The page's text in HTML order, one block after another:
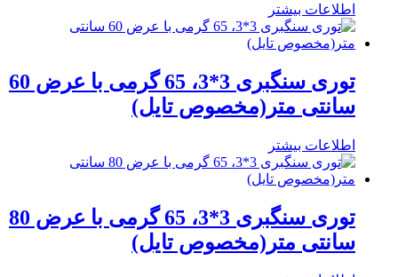
اطلاعات بیشتر
توری سنگبری 3*3، 65 گرمی با عرض 60
سانتی متر(مخصوص تایل)
اطلاعات بیشتر
توری سنگبری 3*3، 65 گرمی با عرض 80
سانتی متر(مخصوص تایل)